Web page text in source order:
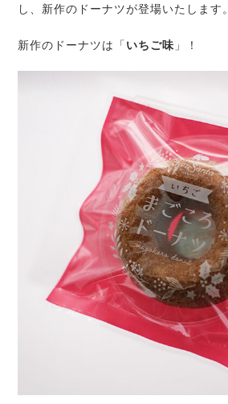
し、新作のドーナツが登場いたします。
新作のドーナツは「いちご味 」！